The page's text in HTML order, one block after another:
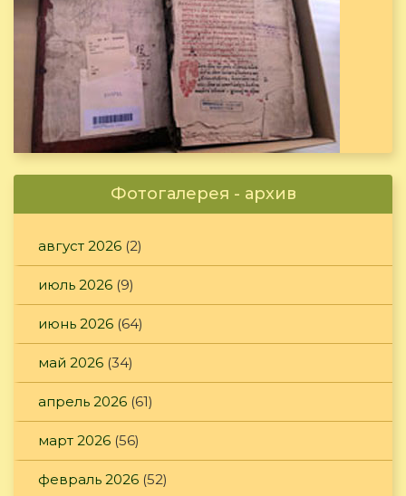
Фотогалерея - архив
август 2026 (2)
июль 2026 (9)
июнь 2026 (64)
май 2026 (34)
апрель 2026 (61)
март 2026 (56)
февраль 2026 (52)